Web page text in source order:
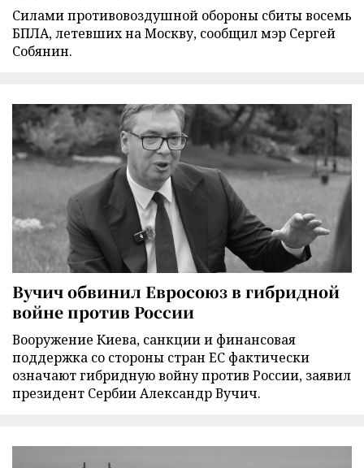
Силами противовоздушной обороны сбиты восемь
БПЛА, летевших на Москву, сообщил мэр Сергей
Собянин.
Вучич обвинил Евросоюз в гибридной
войне против России
Вооружение Киева, санкции и финансовая
поддержка со стороны стран ЕС фактически
означают гибридную войну против России, заявил
президент Сербии Александр Вучич.